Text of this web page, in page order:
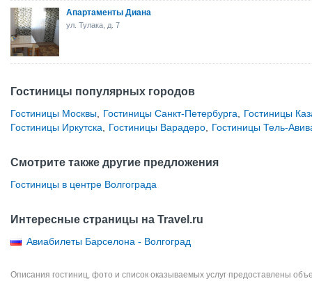
Апартаменты Диана
ул. Тулака, д. 7
Гостиницы популярных городов
Гостиницы Москвы Гостиницы Санкт-Петербурга
Гостиницы
Гостиницы Иркутска
Гостиницы Варадеро Гостиницы Тель-
Смотрите также другие предложения
Гостиницы в центре Волгограда
Интересные страницы на Travel.ru
Авиабилеты Барселона - Волгоград
Описания гостиниц, фото и список оказываемых услуг предоставлены